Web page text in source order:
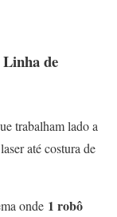
de
trabalham lado a
até costura de
onde 1 robô